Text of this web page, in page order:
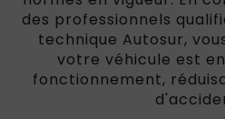
des professionnels
technique Autosur,
votre véhicule est
fonctionnement,